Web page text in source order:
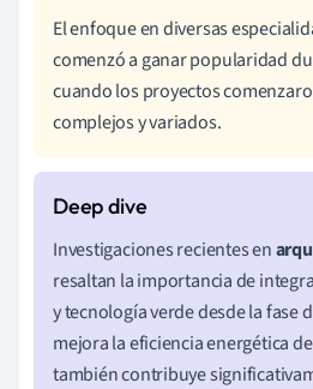
El enfoque en diversas
comenzó a ganar popularidad
cuando los proyectos
complejos y variados.
Investigaciones recientes en
resaltan la importancia de
y tecnología verde desde la fase
mejora la eficiencia energética
también contribuye